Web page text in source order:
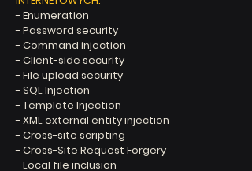
- Enumeration​
- Password security​
- Command injection​
- Client-side security​
- File upload security​
- SQL Injection​
- Template Injection​
- XML external entity injection​
- Cross-site scripting​
- Cross-Site Request Forgery​
- Local file inclusion​